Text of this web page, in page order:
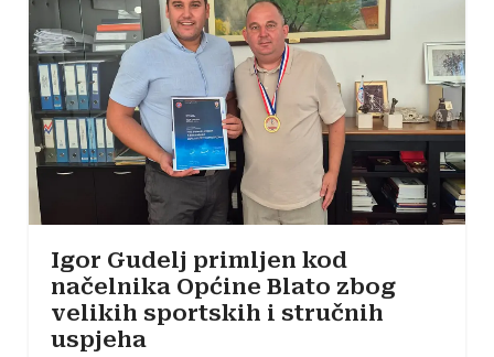
Igor Gudelj primljen kod
načelnika Općine Blato zbog
velikih sportskih i stručnih
uspjeha